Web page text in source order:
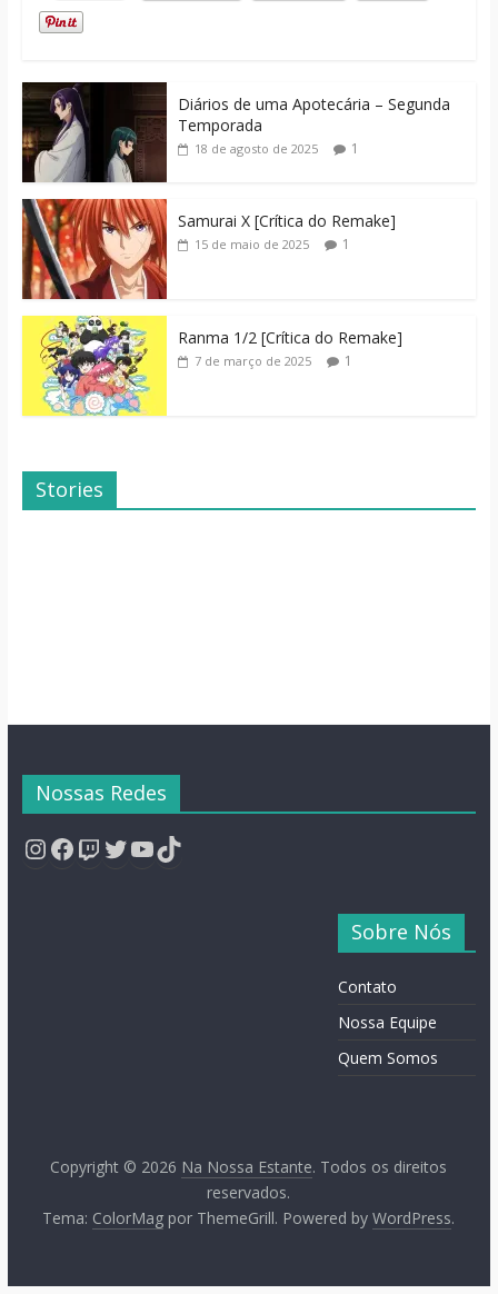
Diários de uma Apotecária – Segunda
Temporada
18 de agosto de 2025 1
Samurai X [Crítica do Remake]
15 de maio de 2025 1
Ranma 1/2 [Crítica do Remake]
7 de março de 2025 1
Stories
Dicas de Filmes
Para o Fim de
Família Inusitada
Nossas Redes
Instagram
Facebook
Twitch
Twitter
YouTube
TikTok
Sobre Nós
Contato
Nossa Equipe
Quem Somos
Copyright © 2026 Na Nossa Estante. Todos os direitos
reservados.
Tema: ColorMag por ThemeGrill. Powered byWordPress.